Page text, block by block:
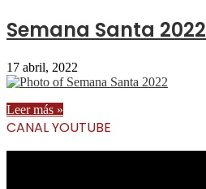
Semana Santa 2022
17 abril, 2022
Leer más »
CANAL YOUTUBE